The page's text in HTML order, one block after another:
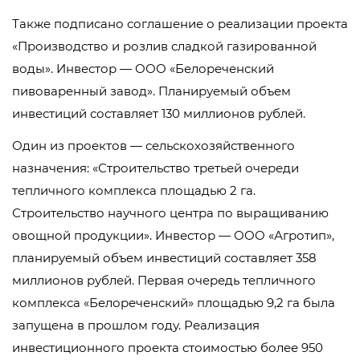
Также подписано соглашение о реализации проекта
«Производство и розлив сладкой газированной
воды». Инвестор — ООО «Белореченский
пивоваренный завод». Планируемый объем
инвестиций составляет 130 миллионов рублей.
Один из проектов — сельскохозяйственного
назначения: «Строительство третьей очереди
тепличного комплекса площадью 2 га.
Строительство научного центра по выращиванию
овощной продукции». Инвестор — ООО «Агротип»,
планируемый объем инвестиций составляет 358
миллионов рублей. Первая очередь тепличного
комплекса «Белореченский» площадью 9,2 га была
запущена в прошлом году. Реализация
инвестиционного проекта стоимостью более 950